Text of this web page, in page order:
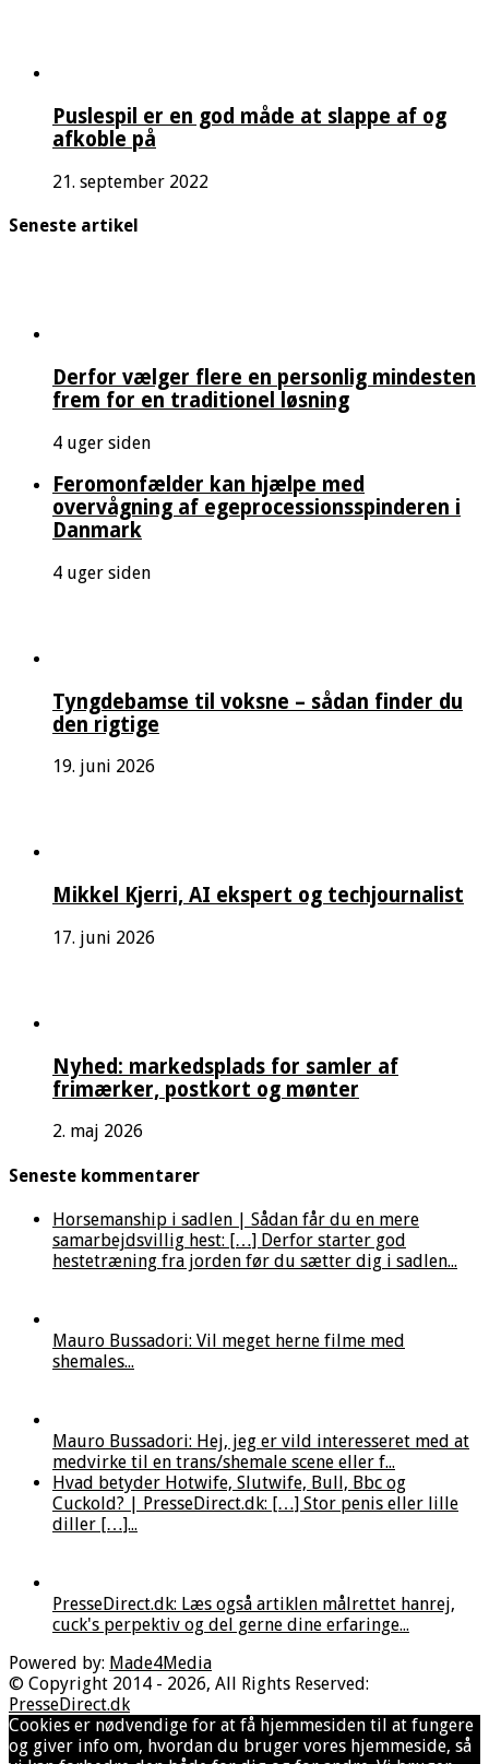
Puslespil er en god måde at slappe af og
afkoble på
21. september 2022
Seneste artikel
Derfor vælger flere en personlig mindesten
frem for en traditionel løsning
4 uger siden
Feromonfælder kan hjælpe med
overvågning af egeprocessionsspinderen i
Danmark
4 uger siden
Tyngdebamse til voksne – sådan finder du
den rigtige
19. juni 2026
Mikkel Kjerri, AI ekspert og techjournalist
17. juni 2026
Nyhed: markedsplads for samler af
frimærker, postkort og mønter
2. maj 2026
Seneste kommentarer
Horsemanship i sadlen | Sådan får du en mere
samarbejdsvillig hest: […] Derfor starter god
hestetræning fra jorden før du sætter dig i sadlen...
Mauro Bussadori: Vil meget herne filme med
shemales...
Mauro Bussadori: Hej, jeg er vild interesseret med at
medvirke til en trans/shemale scene eller f...
Hvad betyder Hotwife, Slutwife, Bull, Bbc og
Cuckold? | PresseDirect.dk: […] Stor penis eller lille
diller […]...
PresseDirect.dk: Læs også artiklen målrettet hanrej,
cuck's perpektiv og del gerne dine erfaringe...
Powered by: Made4Media
© Copyright 2014 - 2026, All Rights Reserved:
PresseDirect.dk
Cookies er nødvendige for at få hjemmesiden til at fungere
og giver info om, hvordan du bruger vores hjemmeside, så